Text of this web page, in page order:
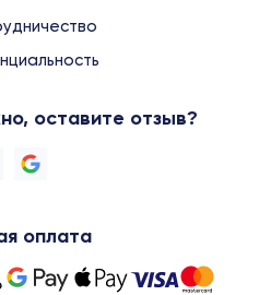
оставите отзыв?
оплата